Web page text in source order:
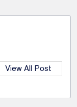
View All Post